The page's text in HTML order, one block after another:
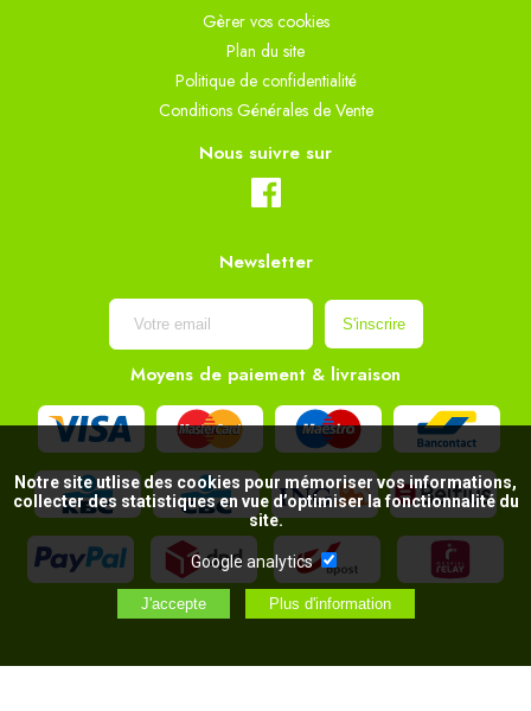
Gèrer vos cookies
Plan du site
Politique de confidentialité
Conditions Générales de Vente
Nous suivre sur
Newsletter
Moyens de paiement & livraison
Notre site utlise des cookies pour mémoriser vos informations,
collecter des statistiques en vue d’optimiser la fonctionnalité du
site.
Google analytics